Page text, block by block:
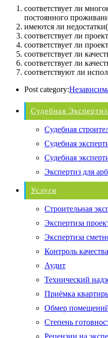
соответствует ли
постоянного
имеются ли
соответствует ли
соответствует ли
соответствует ли
соответствует ли
соответствуют ли
Post category:
Судебная
Судебная
Судебная
Судебная
Экспертиз для
Услуги
Строительная
Экспертиза
Экспертиза
Контроль
Аудит
Технический
Приёмка
Обмер
Степень
Рецензии на